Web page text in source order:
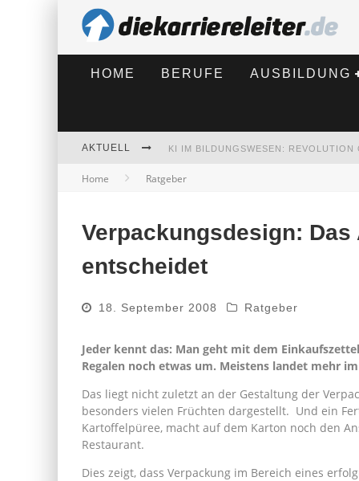
HOME BERUFE AUSBILDUNG
AKTUELL
BEWERBEN 2026: WAS SICH
Home Ratgeber
Verpackungsdesign:
entscheidet
18. September 2008 Ratgeber
Jeder kennt das: Man geht mit dem
Regalen noch etwas um. Meistens landet mehr
Das liegt nicht zuletzt an der Gestaltung der
besonders vielen Früchten dargestellt. Und ein
Kartoffelpüree, macht auf dem Karton noch den
Restaurant.
Dies zeigt, dass Verpackung im Bereich eines